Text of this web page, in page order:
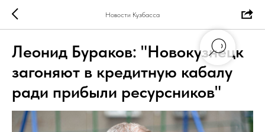
Новости Кузбасса
Леонид Бураков: "Новокузнецк
загоняют в кредитную кабалу
ради прибыли ресурсников"